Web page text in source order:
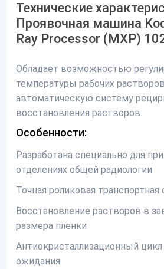
Технические
Проявочная машина
Ray Processor (MXP)
Обладает возможностью
температуры рабочих
автоматическую систему
восстановления растворов.
Особенности:
Разработана специально для
отделениях общей радиологии
Точная роликовая транспортная
Восстановление растворов в
размера пленки
Антиокристаллизационный
ожидания